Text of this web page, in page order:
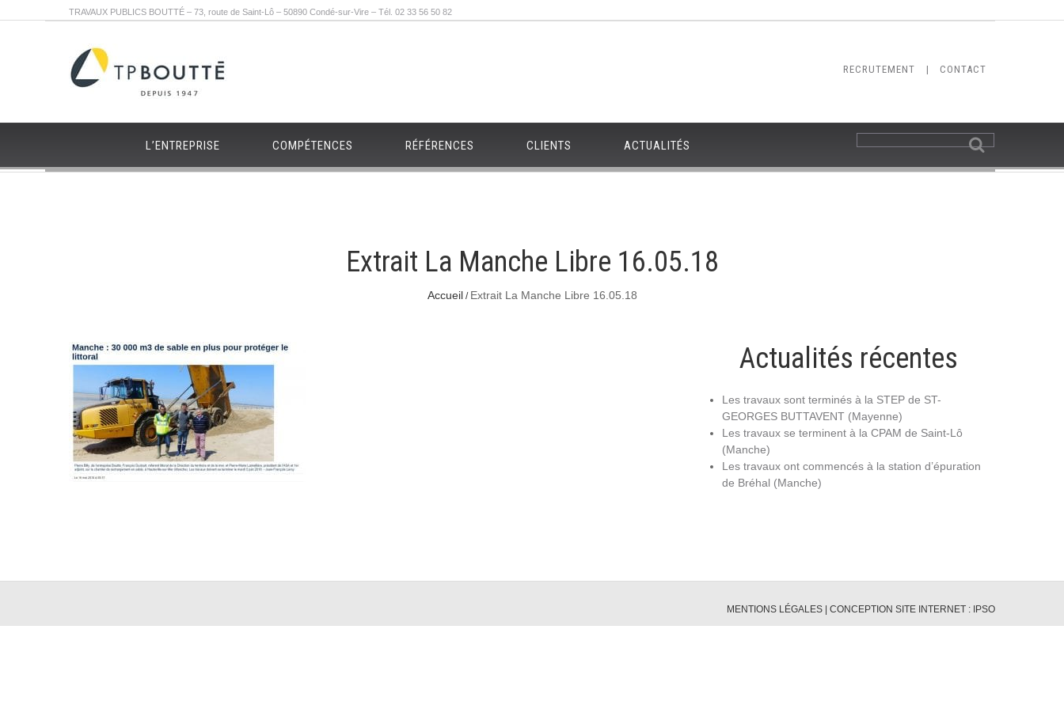
TRAVAUX PUBLICS BOUTTÉ – 73, route de Saint-Lô – 50890 Condé-sur-Vire – Tél. 02 33 56 50 82
RECRUTEMENT | CONTACT
L’ENTREPRISE COMPÉTENCES RÉFÉRENCES CLIENTS ACTUALITÉS
Extrait La Manche Libre 16.05.18
Accueil Extrait La Manche Libre 16.05.18
Actualités récentes
Les travaux sont terminés à la STEP de ST-
GEORGES BUTTAVENT (Mayenne)
Les travaux se terminent à la CPAM de Saint-Lô
(Manche)
Les travaux ont commencés à la station d’épuration
de Bréhal (Manche)
MENTIONS LÉGALES | CONCEPTION SITE INTERNET : IPSO